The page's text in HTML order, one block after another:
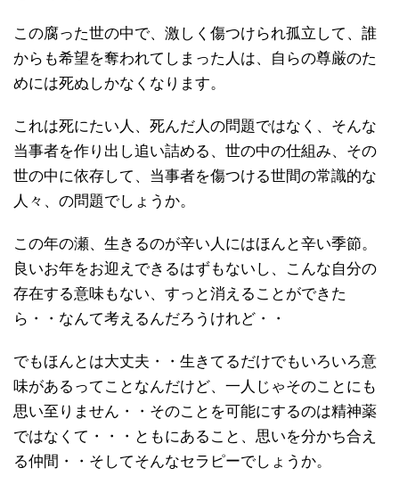
この腐った世の中で、激しく傷つけられ孤立して、誰
からも希望を奪われてしまった人は、自らの尊厳のた
めには死ぬしかなくなります。
これは死にたい人、死んだ人の問題ではなく、そんな
当事者を作り出し追い詰める、世の中の仕組み、その
世の中に依存して、当事者を傷つける世間の常識的な
人々、の問題でしょうか。
この年の瀬、生きるのが辛い人にはほんと辛い季節。
良いお年をお迎えできるはずもないし、こんな自分の
存在する意味もない、すっと消えることができた
ら・・なんて考えるんだろうけれど・・
でもほんとは大丈夫・・生きてるだけでもいろいろ意
味があるってことなんだけど、一人じゃそのことにも
思い至りません・・そのことを可能にするのは精神薬
ではなくて・・・ともにあること、思いを分かち合え
る仲間・・そしてそんなセラピーでしょうか。